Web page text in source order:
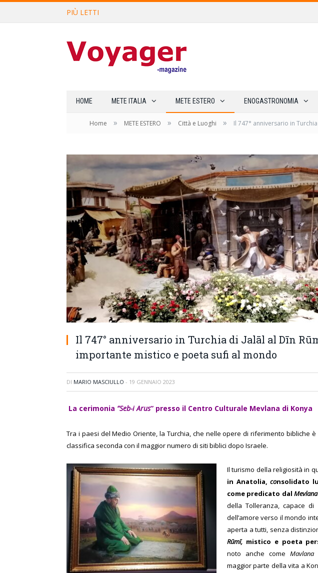
PIÙ LETTI
HOME METE ITALIA METE ESTERO ENOGASTRONOMIA
Home » METE ESTERO » Città e Luoghi » Il 747° anniversario in
Il 747° anniversario in Turchia di Jalāl al Dīn
importante mistico e poeta sufi al mondo
DI MARIO MASCIULLO - 19 GENNAIO 2023
La cerimonia “Seb-i Arus” presso il Centro Culturale Mevlana di Konya
Tra i paesi del Medio Oriente, la Turchia, che nelle opere di riferimento bibliche è
classifica seconda con il maggior numero di siti biblici dopo Israele.
Il turismo della religiosità in
in Anatolia, consolidato
come predicato dal
della Tolleranza, capace
dell’amore verso il mondo
aperta a tutti, senza
Rūmī, mistico e poeta
noto anche come Mavlana
maggior parte della vita a